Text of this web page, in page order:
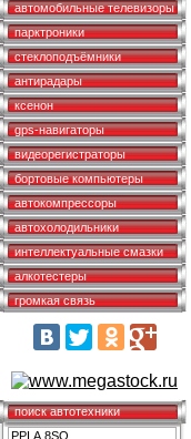
автомобильные телевизоры
парктроники
стеклоподъёмники
антирадары
ксенон
gps-навигаторы
видеорегистраторы
бортовые компьютеры
автокомпрессоры
автохолодильники
интеллектуальные смазки
алкотестеры
громкая связь
поиск автотехники